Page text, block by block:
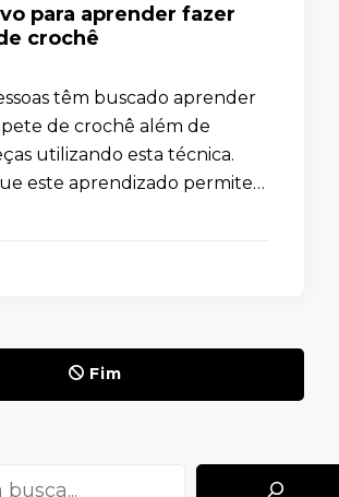
para aprender fazer
crochê
têm buscado aprender
de crochê além de
utilizando esta técnica.
este aprendizado permite
essas peças …
Fim